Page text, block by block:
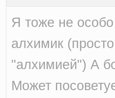
Я тоже не
алхимик
"алхимией") А
Может